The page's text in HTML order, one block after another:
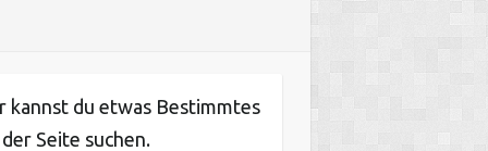
kannst du etwas Bestimmtes
Seite suchen.